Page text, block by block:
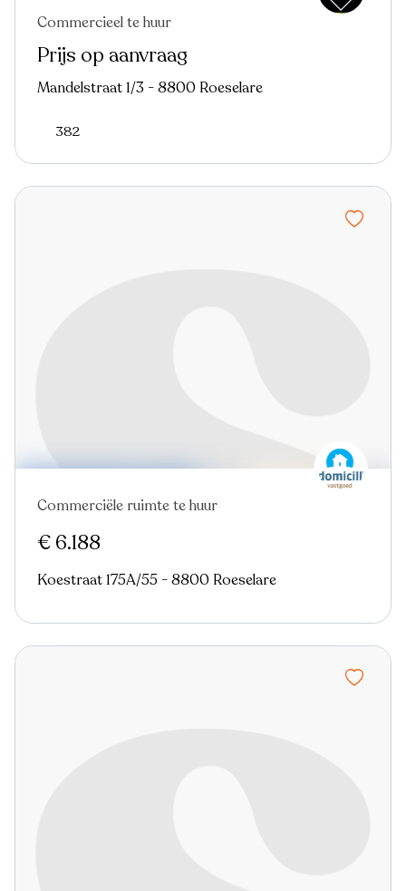
Commercieel te huur
Prijs op aanvraag
Mandelstraat 1/3 - 8800 Roeselare
382
Commerciële ruimte te huur
€ 6.188
Koestraat 175A/55 - 8800 Roeselare